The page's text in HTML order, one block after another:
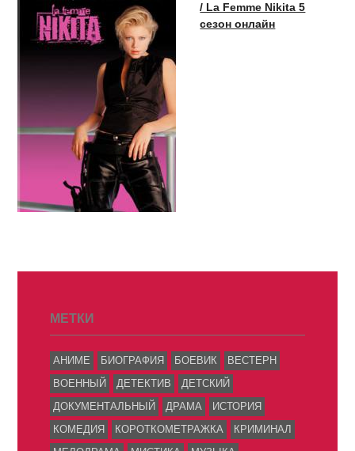
/ La Femme Nikita 5
сезон онлайн
МЕТКИ
АНИМЕ БИОГРАФИЯ БОЕВИК
ВЕСТЕРН
ВОЕННЫЙ
ДЕТЕКТИВ
ДЕТСКИЙ
ДОКУМЕНТАЛЬНЫЙ
ДРАМА
ИСТОРИЯ
КОМЕДИЯ
КОРОТКОМЕТРАЖКА
КРИМИНАЛ